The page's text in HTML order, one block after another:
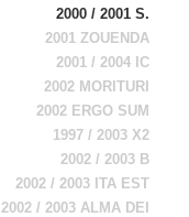
2000 / 2001 S.
2001 ZOUENDA
2001 / 2004 IC
2002 MORITURI
2002 ERGO SUM
1997 / 2003 X2
2002 / 2003 B
2002 / 2003 ITA EST
2002 / 2003 ALMA DEI